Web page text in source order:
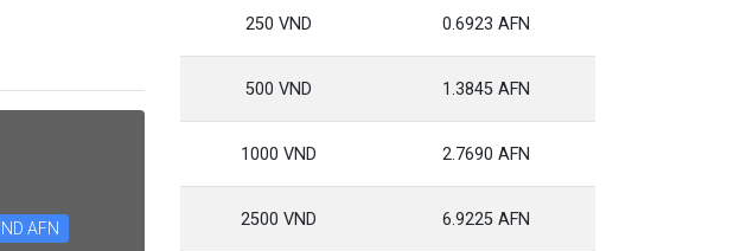
AFN
250 VND 0.6923 AFN
500 VND 1.3845 AFN
1000 VND 2.7690 AFN
2500 VND 6.9225 AFN